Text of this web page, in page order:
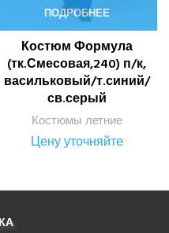
ПОДРОБНЕЕ
Костюм Формула
(тк.Смесовая,240) п/к,
васильковый/т.синий/
св.серый
Костюмы летние
Цену уточняйте